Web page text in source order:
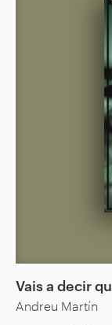
Vais a decir
Andreu Martín